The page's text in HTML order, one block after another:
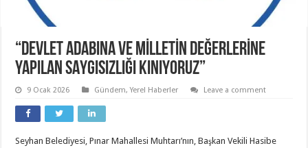
“DEVLET ADABINA VE MİLLETİN DEĞERLERİNE
YAPILAN SAYGISIZLIĞI KINIYORUZ”
9 Ocak 2026 Gündem,Yerel Haberler Leave a comment
Seyhan Belediyesi, Pınar Mahallesi Muhtarı’nın, Başkan Vekili Hasibe